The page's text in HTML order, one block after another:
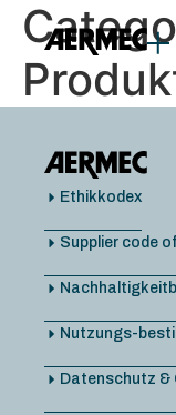
springen
Ethikkodex
Supplier code
Nutzungs-
Datenschutz &